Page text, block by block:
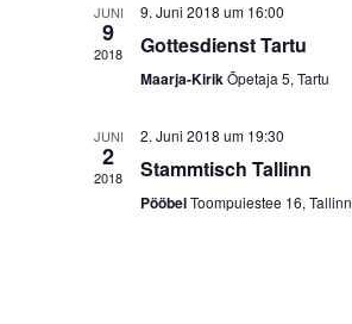
JUNI
9
2018
9. Juni 2018 um 16:00
Gottesdienst Tartu
Maarja-KirikÕpetaja 5, Tartu
JUNI
2
2018
2. Juni 2018 um 19:30
Stammtisch Tallinn
PööbelToompuiestee 16, Tallinn